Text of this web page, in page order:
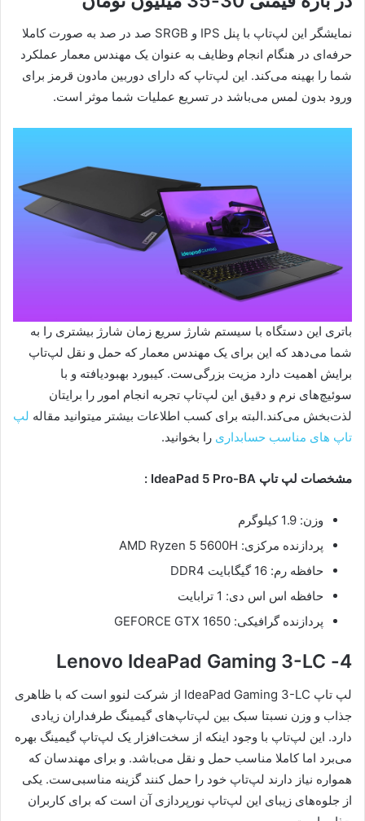
نمایشگر این لپ‌تاپ با پنل IPS و SRGB صد در صد به صورت کاملا
حرفه‌ای در هنگام انجام وظایف به عنوان یک مهندس معمار عملکرد
شما را بهینه می‌کند. این لپ‌تاپ که دارای دوربین مادون قرمز برای
ورود بدون لمس می‌باشد در تسریع عملیات شما موثر است.
باتری این دستگاه با سیستم شارژ سریع زمان شارژ بیشتری را به
شما می‌دهد که این برای یک مهندس معمار که حمل و نقل لپ‌تاپ
برایش اهمیت دارد مزیت بزرگی‌ست. کیبورد بهبود‌یافته و با
سوئیچ‌های نرم و دقیق این لپ‌تاپ تجربه انجام امور را برایتان
لذت‌بخش می‌کند.البته برای کسب اطلاعات بیشتر میتوانید مقاله لپ
تاپ های مناسب حسابداری را بخوانید.
مشخصات لپ تاپ IdeaPad 5 Pro-BA :
وزن: 1.9 کیلوگرم
پردازنده مرکزی: AMD Ryzen 5 5600H
حافظه رم: 16 گیگابایت DDR4
حافظه اس اس دی: 1 ترابایت
پردازنده گرافیکی: GEFORCE GTX 1650
4- Lenovo IdeaPad Gaming 3-LC
لپ تاپ IdeaPad Gaming 3-LC از شرکت لنوو است که با ظاهری
جذاب و وزن نسبتا سبک بین لپ‌تاپ‌های گیمینگ طرفداران زیادی
دارد. این لپ‌تاپ با وجود اینکه از سخت‌افزار یک لپ‌تاپ گیمینگ بهره
می‌برد اما کاملا مناسب حمل و نقل می‌باشد. و برای مهندسان که
همواره نیاز دارند لپ‌تاپ خود را حمل کنند گزینه مناسبی‌ست. یکی
از جلوه‌های زیبای این لپ‌تاپ نورپردازی آن است که برای کاربران